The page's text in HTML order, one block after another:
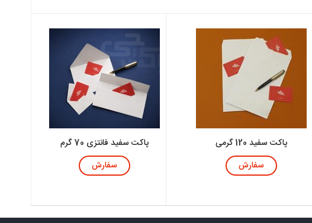
پاکت سفید فانتزی 70 گرم
سفارش
پاکت سفید 120 گرمی
سفارش